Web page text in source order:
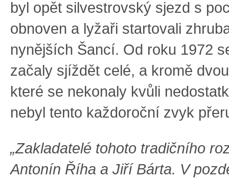
byl opět silvestrovský sjezd s
obnoven a lyžaři startovali
nynějších Šancí. Od roku 1972
začaly sjíždět celé, a kromě
které se nekonaly kvůli
nebyl tento každoroční zvyk
„Zakladatelé tohoto tradičního
Antonín Říha a Jiří Bárta. V